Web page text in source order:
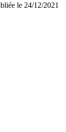
le 24/12/2021